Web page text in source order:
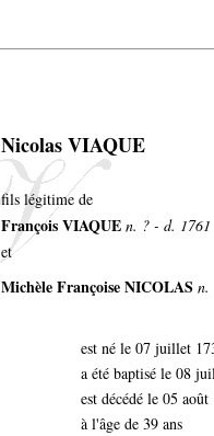
Nicolas VIAQUE
fils légitime de
François VIAQUE n. ? - d. 1761
et
Michèle Françoise NICOLAS n.
est né le 07 juillet
a été baptisé le 08
est décédé le 05
à l'âge de 39 ans